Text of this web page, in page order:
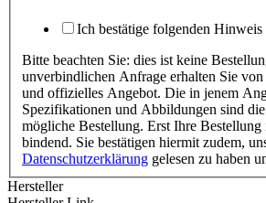
Ich bestätige folgenden Hinweis
Bitte beachten Sie: dies ist keine
unverbindlichen Anfrage erhalten Sie
und offizielles Angebot. Die in jenem
Spezifikationen und Abbildungen sind
mögliche Bestellung. Erst Ihre
bindend. Sie bestätigen hiermit zudem,
Datenschutzerklärung gelesen zu haben
Hersteller